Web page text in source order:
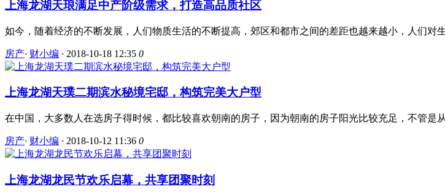
上海龙湖天琅满足中产阶级需求，打造高品质社区
如今，随着经济的不断发展，人们物质生活的不断提高，郊区和都市之间的差距也越来越小，人们
房产· 财小编 · 2018-10-18 12:35 0
上海龙湖天璞二期滨水秘境宅邸，构筑完美大户型
在中国，大多数人在选房子得时候，都比较喜欢朝南的房子，因为朝南的房子阳光比较充足，不管
房产· 财小编 · 2018-10-12 11:36 0
上海龙湖龙民节欢乐启幕，共享团聚时刻